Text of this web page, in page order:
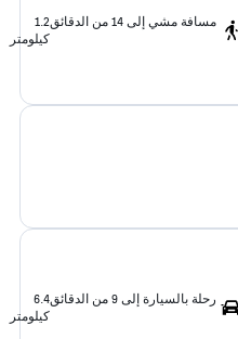
مسافة مشي إلى 14 من الدقائق
1.2
كيلومتر
رحلة بالسيارة إلى 9 من الدقائق
6.4
كيلومتر